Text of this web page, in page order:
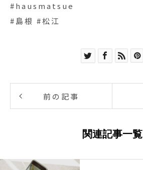
#hausmatsue
#島根 #松江
前の記事
関連記事一覧